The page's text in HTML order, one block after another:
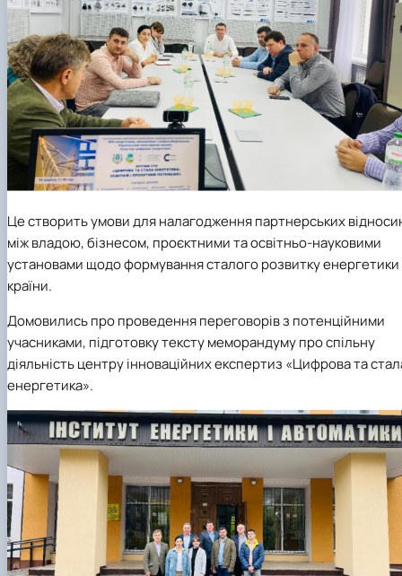
Це створить умови для налагодження партнерських
між владою, бізнесом, проєктними та освітньо-науковими
установами щодо формування сталого розвитку енергетики
країни.
Домовились про проведення переговорів з потенційними
учасниками, підготовку тексту меморандуму про спільну
діяльність центру інноваційних експертиз «Цифрова та
енергетика».